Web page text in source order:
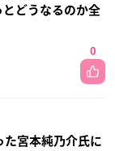
どうなるのか全
0
た宮本純乃介氏に